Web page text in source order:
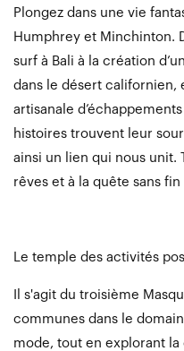
Plongez dans une vie
Humphrey et Minchinton.
surf à Bali à la création
dans le désert californien,
artisanale
histoires trouvent leur
ainsi un lien qui nous unit.
rêves et à la quête sans
Le temple des activités
Il s'agit du troisième
communes dans le
mode, tout en explorant